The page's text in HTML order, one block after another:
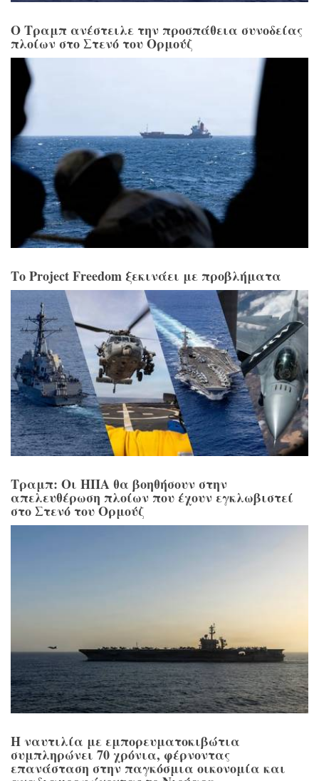
Ο Τραμπ ανέστειλε την προσπάθεια συνοδείας
πλοίων στο Στενό του Ορμούζ
Το Project Freedom ξεκινάει με προβλήματα
Τραμπ: Οι ΗΠΑ θα βοηθήσουν στην
απελευθέρωση πλοίων που έχουν εγκλωβιστεί
στο Στενό του Ορμούζ
Η ναυτιλία με εμπορευματοκιβώτια
συμπληρώνει 70 χρόνια, φέρνοντας
επανάσταση στην παγκόσμια οικονομία και